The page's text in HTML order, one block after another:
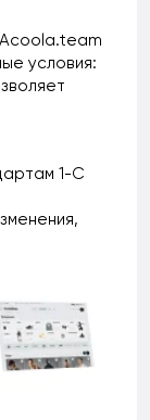
условия:
1-С